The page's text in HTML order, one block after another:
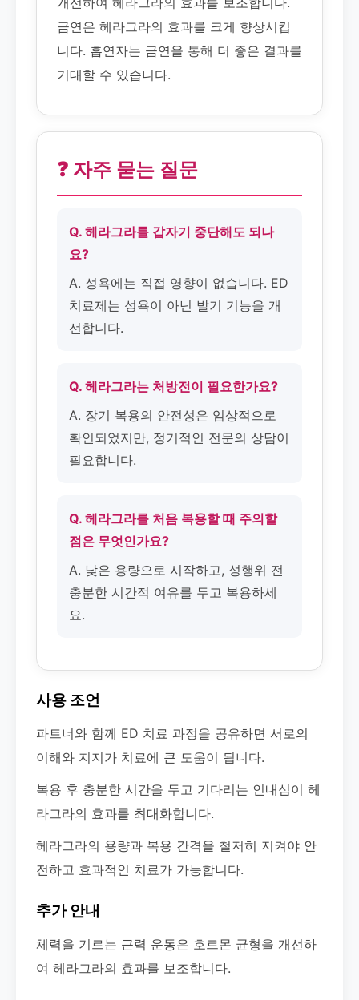
금연은 헤라그라의 효과를 크게 향상시킵
니다. 흡연자는 금연을 통해 더 좋은 결과를
기대할 수 있습니다.
❓ 자주 묻는 질문
Q. 헤라그라를 갑자기 중단해도 되나
요?
A. 성욕에는 직접 영향이 없습니다. ED
치료제는 성욕이 아닌 발기 기능을 개
선합니다.
Q. 헤라그라는 처방전이 필요한가요?
A. 장기 복용의 안전성은 임상적으로
확인되었지만, 정기적인 전문의 상담이
필요합니다.
Q. 헤라그라를 처음 복용할 때 주의할
점은 무엇인가요?
A. 낮은 용량으로 시작하고, 성행위 전
충분한 시간적 여유를 두고 복용하세
요.
사용 조언
파트너와 함께 ED 치료 과정을 공유하면 서로의
이해와 지지가 치료에 큰 도움이 됩니다.
복용 후 충분한 시간을 두고 기다리는 인내심이 헤
라그라의 효과를 최대화합니다.
헤라그라의 용량과 복용 간격을 철저히 지켜야 안
전하고 효과적인 치료가 가능합니다.
추가 안내
체력을 기르는 근력 운동은 호르몬 균형을 개선하
여 헤라그라의 효과를 보조합니다.